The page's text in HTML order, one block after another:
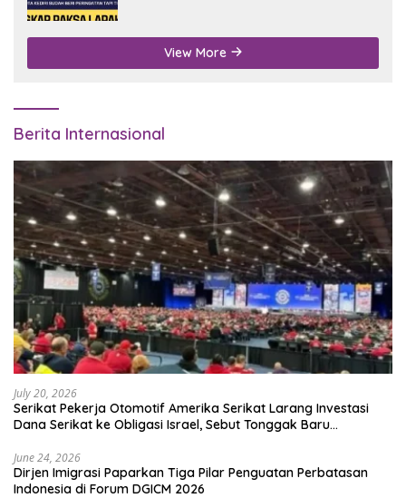
View More
Berita Internasional
July 20, 2026
Serikat Pekerja Otomotif Amerika Serikat Larang Investasi
Dana Serikat ke Obligasi Israel, Sebut Tonggak Baru
June 24, 2026
Dirjen Imigrasi Paparkan Tiga Pilar Penguatan Perbatasan
Indonesia di Forum DGICM 2026